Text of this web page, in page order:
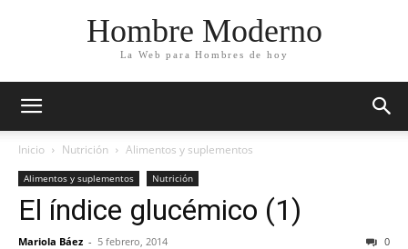
Hombre Moderno
La Web para Hombres de hoy
Inicio Nutrición Alimentos y suplementos
Alimentos y suplementos Nutrición
El índice glucémico (1)
Mariola Báez - 5 febrero, 2014 0